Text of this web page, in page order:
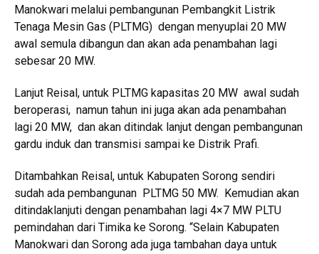
Manokwari melalui pembangunan Pembangkit Listrik
Tenaga Mesin Gas (PLTMG) dengan menyuplai 20 MW
awal semula dibangun dan akan ada penambahan lagi
sebesar 20 MW.
Lanjut Reisal, untuk PLTMG kapasitas 20 MW awal sudah
beroperasi, namun tahun ini juga akan ada penambahan
lagi 20 MW, dan akan ditindak lanjut dengan pembangunan
gardu induk dan transmisi sampai ke Distrik Prafi.
Ditambahkan Reisal, untuk Kabupaten Sorong sendiri
sudah ada pembangunan PLTMG 50 MW. Kemudian akan
ditindaklanjuti dengan penambahan lagi 4×7 MW PLTU
pemindahan dari Timika ke Sorong. “Selain Kabupaten
Manokwari dan Sorong ada juga tambahan daya untuk